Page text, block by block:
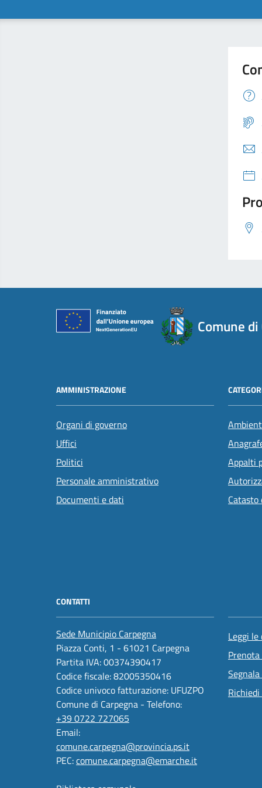
Comune
AMMINISTRAZIONE
Organi di governo
Uffici
Politici
Personale amministrativo
Documenti e dati
Appalti
CONTATTI
Sede Municipio Carpegna
Piazza Conti, 1 - 61021 Carpegna
Partita IVA: 00374390417
Codice fiscale: 82005350416
Codice univoco fatturazione: UFUZPO
Comune di Carpegna - Telefono:
+39 0722 727065
Email:
comune.carpegna@provincia.ps.it
PEC:comune.carpegna@emarche.it
Leggi